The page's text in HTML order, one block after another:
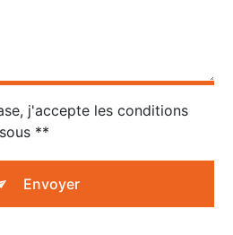
j'accepte les conditions
**
Envoyer